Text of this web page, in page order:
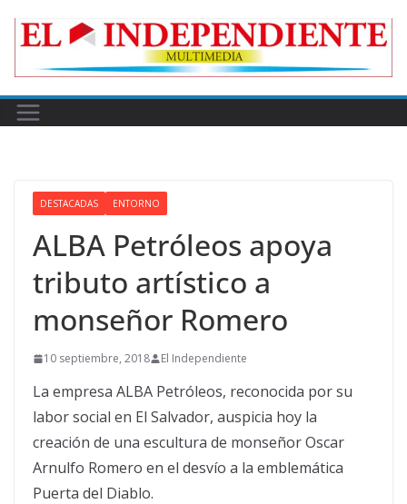
DESTACADAS ENTORNO
ALBA Petróleos apoya
tributo artístico a
monseñor Romero
10 septiembre, 2018 El Independiente
La empresa ALBA Petróleos, reconocida por su
labor social en El Salvador, auspicia hoy la
creación de una escultura de monseñor Oscar
Arnulfo Romero en el desvío a la emblemática
Puerta del Diablo.